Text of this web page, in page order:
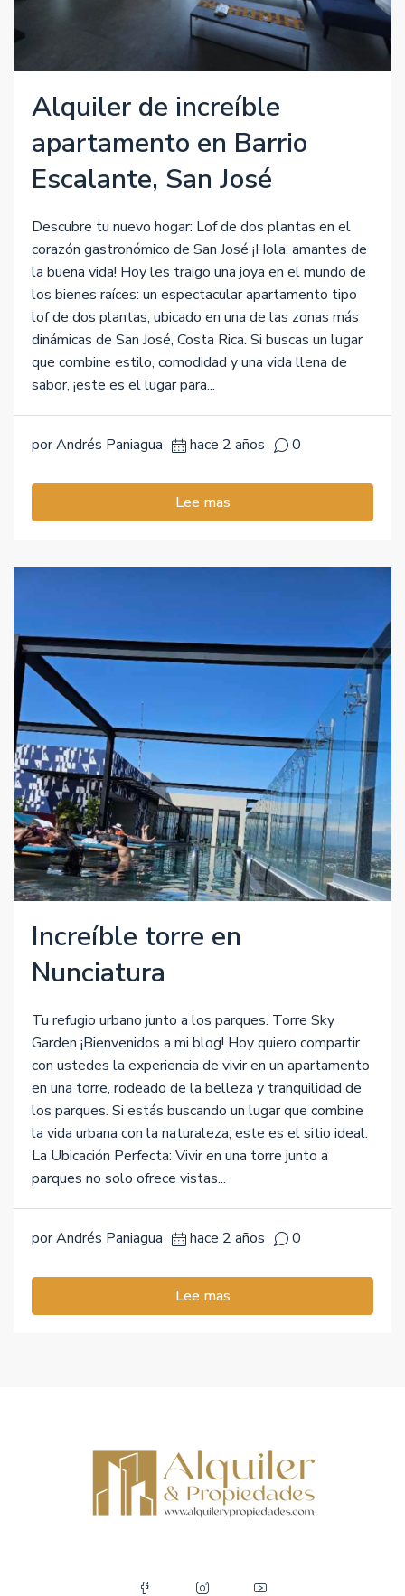
Alquiler de increíble
apartamento en Barrio
Escalante, San José
Descubre tu nuevo hogar: Lof de dos plantas en el
corazón gastronómico de San José ¡Hola, amantes de
la buena vida! Hoy les traigo una joya en el mundo de
los bienes raíces: un espectacular apartamento tipo
lof de dos plantas, ubicado en una de las zonas más
dinámicas de San José, Costa Rica. Si buscas un lugar
que combine estilo, comodidad y una vida llena de
sabor, ¡este es el lugar para...
por Andrés Paniagua hace 2 años 0
Lee mas
Increíble torre en
Nunciatura
Tu refugio urbano junto a los parques. Torre Sky
Garden ¡Bienvenidos a mi blog! Hoy quiero compartir
con ustedes la experiencia de vivir en un apartamento
en una torre, rodeado de la belleza y tranquilidad de
los parques. Si estás buscando un lugar que combine
la vida urbana con la naturaleza, este es el sitio ideal.
La Ubicación Perfecta: Vivir en una torre junto a
parques no solo ofrece vistas...
por Andrés Paniagua hace 2 años 0
Lee mas